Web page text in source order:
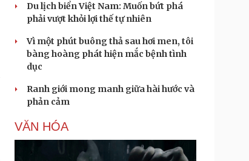
Du lịch biển Việt Nam: Muốn bứt phá
phải vượt khỏi lợi thế tự nhiên
Vì một phút buông thả sau hơi men, tôi
bàng hoàng phát hiện mắc bệnh tình
dục
Ranh giới mong manh giữa hài hước và
phản cảm
VĂN HÓA